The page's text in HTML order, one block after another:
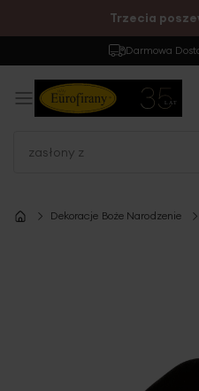
Trzecia
Darmowa
Dekoracje Boże Narodzenie